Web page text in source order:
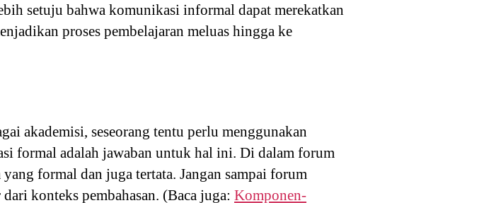
setuju bahwa komunikasi informal dapat merekatkan
proses pembelajaran meluas hingga ke
akademisi, seseorang tentu perlu menggunakan
formal adalah jawaban untuk hal ini. Di dalam forum
formal dan juga tertata. Jangan sampai forum
konteks pembahasan. (Baca juga: Komponen-